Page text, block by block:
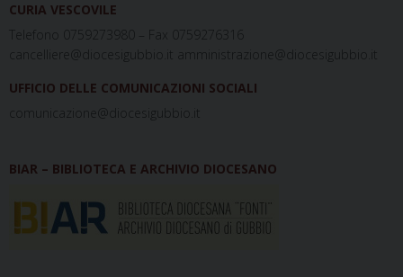
CURIA VESCOVILE
Telefono 0759273980 – Fax 0759276316
cancelliere@diocesigubbio.it amministrazione@diocesigubbio.it
UFFICIO DELLE COMUNICAZIONI SOCIALI
comunicazione@diocesigubbio.it
BIAR – BIBLIOTECA E ARCHIVIO DIOCESANO